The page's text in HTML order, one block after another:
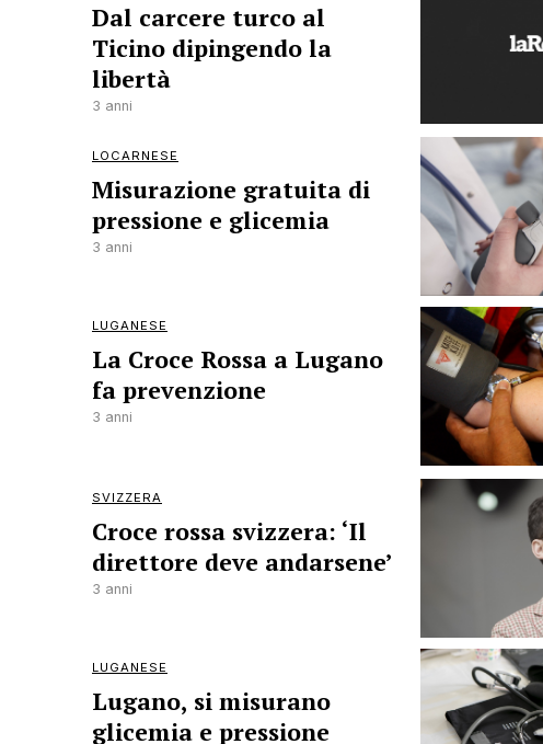
Dal carcere turco al
Ticino dipingendo la
libertà
3 anni
LOCARNESE
Misurazione gratuita di
pressione e glicemia
3 anni
LUGANESE
La Croce Rossa a Lugano
fa prevenzione
3 anni
SVIZZERA
Croce rossa svizzera: ‘Il
direttore deve andarsene’
3 anni
LUGANESE
Lugano, si misurano
glicemia e pressione